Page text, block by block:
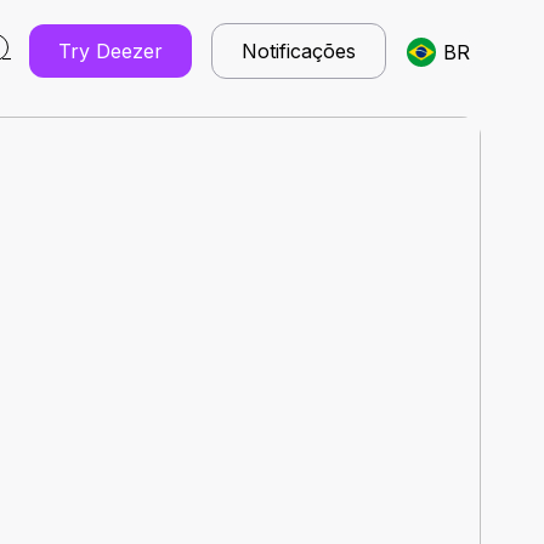
Try Deezer Notificações BR